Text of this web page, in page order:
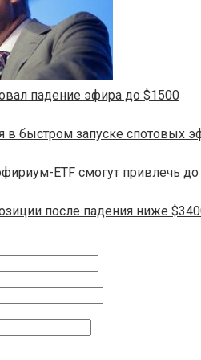
падение эфира до $1500
в быстром запуске спотовых
ETF смогут привлечь
после падения ниже